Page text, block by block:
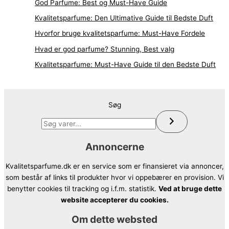
God Parfume: Best og Must-Have Guide
Kvalitetsparfume: Den Ultimative Guide til Bedste Duft
Hvorfor bruge kvalitetsparfume: Must-Have Fordele
Hvad er god parfume? Stunning, Best valg
Kvalitetsparfume: Must-Have Guide til den Bedste Duft
Søg
Annoncerne
Kvalitetsparfume.dk er en service som er finansieret via annoncer,
som består af links til produkter hvor vi oppebærer en provision. Vi
benytter cookies til tracking og i.f.m. statistik. Ved at bruge dette
website accepterer du cookies.
Om dette websted